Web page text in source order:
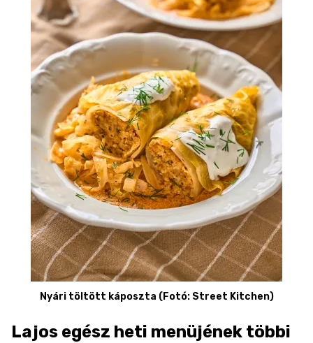
Nyári töltött káposzta (Fotó: Street Kitchen)
Lajos egész heti menüjének többi